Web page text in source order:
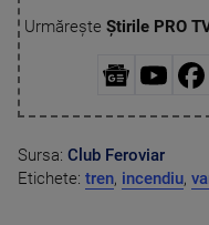
Urmărește Știrile PRO
Sursa: Club Feroviar
Etichete: tren, incendiu,